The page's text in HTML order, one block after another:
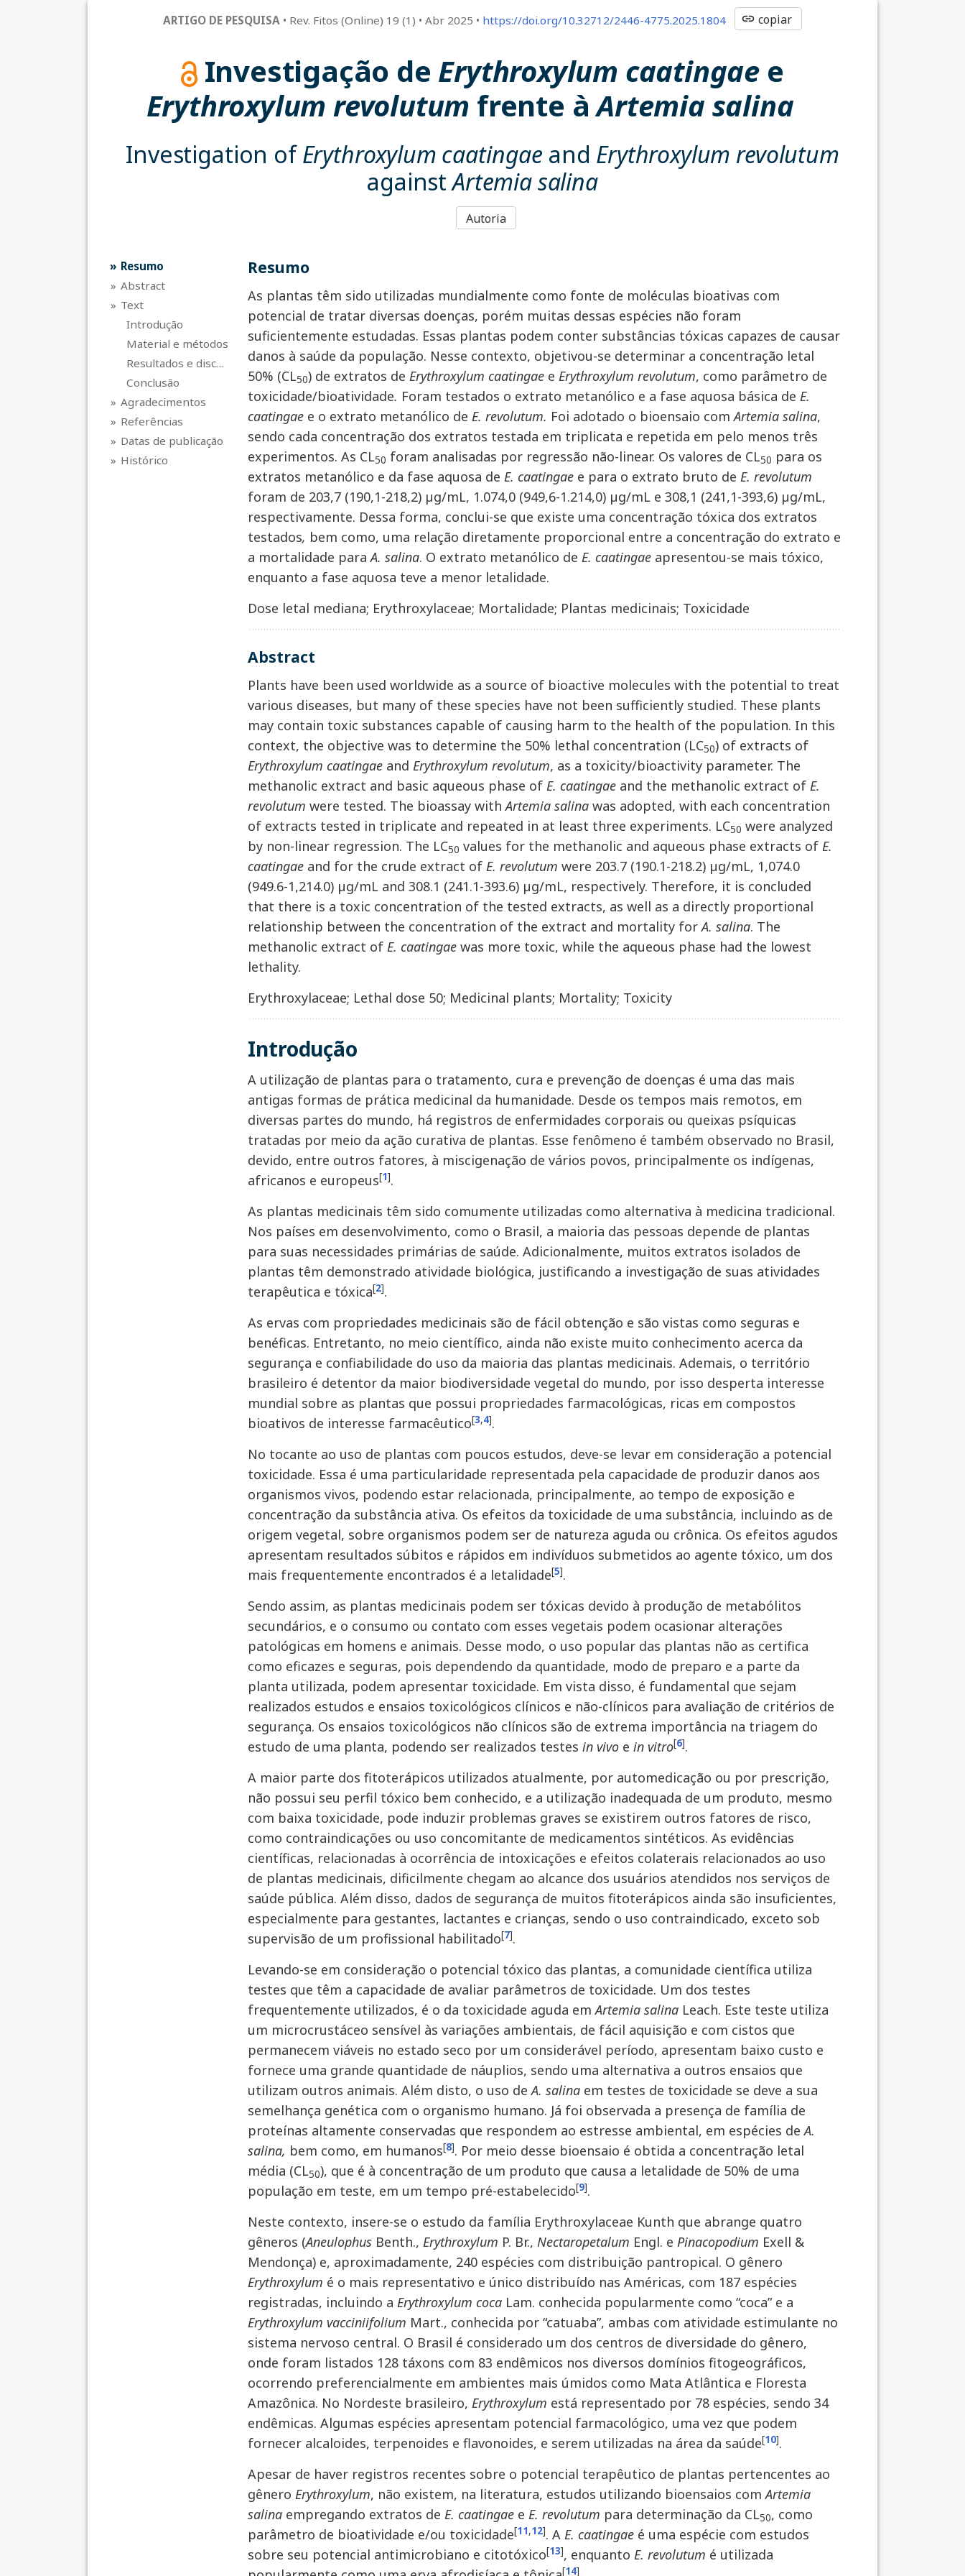
ARTIGO DE PESQUISA• Rev. Fitos (Online) 19 (1) • Abr 2025 • https://doi.org/10.32712/2446-4775.2025.1804 link copiar
Investigação de Erythroxylum caatingae e
Erythroxylum revolutum frente àArtemia salina
Investigation ofErythroxylum caatingae and Erythroxylum revolutum
againstArtemia salina
Autoria
resumo
abstract
text
introdução
material e métodos
resultados e discussão
conclusão
agradecimentos
referências
datas de publicação
histórico
resumo
As plantas têm sido utilizadas mundialmente como fonte de moléculas bioativas com
potencial de tratar diversas doenças, porém muitas dessas espécies não foram
suficientemente estudadas. Essas plantas podem conter substâncias tóxicas capazes de causar
danos à saúde da população. Nesse contexto, objetivou-se determinar a concentração letal
50% (CL50) de extratos deErythroxylum caatingae eErythroxylum revolutum, como parâmetro de
toxicidade/bioatividade. Foram testados o extrato metanólico e a fase aquosa básica deE.
caatingae e o extrato metanólico deE. revolutum. Foi adotado o bioensaio comArtemia salina,
sendo cada concentração dos extratos testada em triplicata e repetida em pelo menos três
experimentos. As CL50 foram analisadas por regressão não-linear. Os valores de CL50 para os
extratos metanólico e da fase aquosa deE. caatingae e para o extrato bruto deE. revolutum
foram de 203,7 (190,1-218,2) µg/mL, 1.074,0 (949,6-1.214,0) µg/mL e 308,1 (241,1-393,6) µg/mL,
respectivamente. Dessa forma, conclui-se que existe uma concentração tóxica dos extratos
testados, bem como, uma relação diretamente proporcional entre a concentração do extrato e
a mortalidade paraA. salina. O extrato metanólico deE. caatingae apresentou-se mais tóxico,
enquanto a fase aquosa teve a menor letalidade.
Dose letal mediana; Erythroxylaceae; Mortalidade; Plantas medicinais; Toxicidade
abstract
Plants have been used worldwide as a source of bioactive molecules with the potential to treat
various diseases, but many of these species have not been sufficiently studied. These plants
may contain toxic substances capable of causing harm to the health of the population. In this
context, the objective was to determine the 50% lethal concentration (LC50) of extracts of
Erythroxylum caatingae andErythroxylum revolutum, as a toxicity/bioactivity parameter. The
methanolic extract and basic aqueous phase ofE. caatingae and the methanolic extract ofE.
revolutum were tested. The bioassay withArtemia salina was adopted, with each concentration
of extracts tested in triplicate and repeated in at least three experiments. LC50 were analyzed
by non-linear regression. The LC50 values for the methanolic and aqueous phase extracts ofE.
caatingae and for the crude extract ofE. revolutum were 203.7 (190.1-218.2) µg/mL, 1,074.0
(949.6-1,214.0) µg/mL and 308.1 (241.1-393.6) µg/mL, respectively. Therefore, it is concluded
that there is a toxic concentration of the tested extracts, as well as a directly proportional
relationship between the concentration of the extract and mortality forA. salina. The
methanolic extract ofE. caatingae was more toxic, while the aqueous phase had the lowest
lethality.
Erythroxylaceae; Lethal dose 50; Medicinal plants; Mortality; Toxicity
Introdução
A utilização de plantas para o tratamento, cura e prevenção de doenças é uma das mais
antigas formas de prática medicinal da humanidade. Desde os tempos mais remotos, em
diversas partes do mundo, há registros de enfermidades corporais ou queixas psíquicas
tratadas por meio da ação curativa de plantas. Esse fenômeno é também observado no Brasil,
devido, entre outros fatores, à miscigenação de vários povos, principalmente os indígenas,
africanos e europeus[1].
As plantas medicinais têm sido comumente utilizadas como alternativa à medicina tradicional.
Nos países em desenvolvimento, como o Brasil, a maioria das pessoas depende de plantas
para suas necessidades primárias de saúde. Adicionalmente, muitos extratos isolados de
plantas têm demonstrado atividade biológica, justificando a investigação de suas atividades
terapêutica e tóxica[2].
As ervas com propriedades medicinais são de fácil obtenção e são vistas como seguras e
benéficas. Entretanto, no meio científico, ainda não existe muito conhecimento acerca da
segurança e confiabilidade do uso da maioria das plantas medicinais. Ademais, o território
brasileiro é detentor da maior biodiversidade vegetal do mundo, por isso desperta interesse
mundial sobre as plantas que possui propriedades farmacológicas, ricas em compostos
bioativos de interesse farmacêutico[3,4].
No tocante ao uso de plantas com poucos estudos, deve-se levar em consideração a potencial
toxicidade. Essa é uma particularidade representada pela capacidade de produzir danos aos
organismos vivos, podendo estar relacionada, principalmente, ao tempo de exposição e
concentração da substância ativa. Os efeitos da toxicidade de uma substância, incluindo as de
origem vegetal, sobre organismos podem ser de natureza aguda ou crônica. Os efeitos agudos
apresentam resultados súbitos e rápidos em indivíduos submetidos ao agente tóxico, um dos
mais frequentemente encontrados é a letalidade[5].
Sendo assim, as plantas medicinais podem ser tóxicas devido à produção de metabólitos
secundários, e o consumo ou contato com esses vegetais podem ocasionar alterações
patológicas em homens e animais. Desse modo, o uso popular das plantas não as certifica
como eficazes e seguras, pois dependendo da quantidade, modo de preparo e a parte da
planta utilizada, podem apresentar toxicidade. Em vista disso, é fundamental que sejam
realizados estudos e ensaios toxicológicos clínicos e não-clínicos para avaliação de critérios de
segurança. Os ensaios toxicológicos não clínicos são de extrema importância na triagem do
estudo de uma planta, podendo ser realizados testesin vivo ein vitro[6].
A maior parte dos fitoterápicos utilizados atualmente, por automedicação ou por prescrição,
não possui seu perfil tóxico bem conhecido, e a utilização inadequada de um produto, mesmo
com baixa toxicidade, pode induzir problemas graves se existirem outros fatores de risco,
como contraindicações ou uso concomitante de medicamentos sintéticos. As evidências
científicas, relacionadas à ocorrência de intoxicações e efeitos colaterais relacionados ao uso
de plantas medicinais, dificilmente chegam ao alcance dos usuários atendidos nos serviços de
saúde pública. Além disso, dados de segurança de muitos fitoterápicos ainda são insuficientes,
especialmente para gestantes, lactantes e crianças, sendo o uso contraindicado, exceto sob
supervisão de um profissional habilitado[7].
Levando-se em consideração o potencial tóxico das plantas, a comunidade científica utiliza
testes que têm a capacidade de avaliar parâmetros de toxicidade. Um dos testes
frequentemente utilizados, é o da toxicidade aguda emArtemia salina Leach. Este teste utiliza
um microcrustáceo sensível às variações ambientais, de fácil aquisição e com cistos que
permanecem viáveis no estado seco por um considerável período, apresentam baixo custo e
fornece uma grande quantidade de náuplios, sendo uma alternativa a outros ensaios que
utilizam outros animais. Além disto, o uso deA. salina em testes de toxicidade se deve a sua
semelhança genética com o organismo humano. Já foi observada a presença de família de
proteínas altamente conservadas que respondem ao estresse ambiental, em espécies deA.
salina, bem como, em humanos[8]. Por meio desse bioensaio é obtida a concentração letal
média (CL50), que é à concentração de um produto que causa a letalidade de 50% de uma
população em teste, em um tempo pré-estabelecido[9].
Neste contexto, insere-se o estudo da família Erythroxylaceae Kunth que abrange quatro
gêneros (Aneulophus Benth.,Erythroxylum P. Br.,Nectaropetalum Engl. ePinacopodium Exell &
Mendonça) e, aproximadamente, 240 espécies com distribuição pantropical. O gênero
Erythroxylum é o mais representativo e único distribuído nas Américas, com 187 espécies
registradas, incluindo aErythroxylum coca Lam. conhecida popularmente como “coca” e a
Erythroxylum vacciniifolium Mart., conhecida por “catuaba”, ambas com atividade estimulante no
sistema nervoso central. O Brasil é considerado um dos centros de diversidade do gênero,
onde foram listados 128 táxons com 83 endêmicos nos diversos domínios fitogeográficos,
ocorrendo preferencialmente em ambientes mais úmidos como Mata Atlântica e Floresta
Amazônica. No Nordeste brasileiro,Erythroxylum está representado por 78 espécies, sendo 34
endêmicas. Algumas espécies apresentam potencial farmacológico, uma vez que podem
fornecer alcaloides, terpenoides e flavonoides, e serem utilizadas na área da saúde[10].
Apesar de haver registros recentes sobre o potencial terapêutico de plantas pertencentes ao
gêneroErythroxylum, não existem, na literatura, estudos utilizando bioensaios comArtemia
salina empregando extratos deE. caatingae eE. revolutum para determinação da CL50, como
parâmetro de bioatividade e/ou toxicidade[11,12]. AE. caatingae é uma espécie com estudos
sobre seu potencial antimicrobiano e citotóxico[13], enquantoE. revolutum é utilizada
[14]